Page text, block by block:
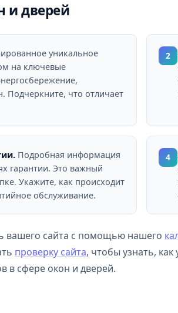
и дверей
уникальное
на ключевые
Подчеркните, что отличает
2
Подробная информация
гарантии. Это важный
Укажите, как происходит
обслуживание.
4
вашего сайта с помощью нашего
проверку сайта, чтобы узнать, как
в сфере окон и дверей.